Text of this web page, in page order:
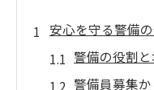
安心を守る警備
警備の役割
警備員募集